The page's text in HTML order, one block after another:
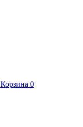
Корзина 0